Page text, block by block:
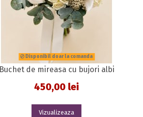
Disponibil doar la comanda
Buchet de mireasa cu bujori albi
450,00 lei
Vizualizeaza